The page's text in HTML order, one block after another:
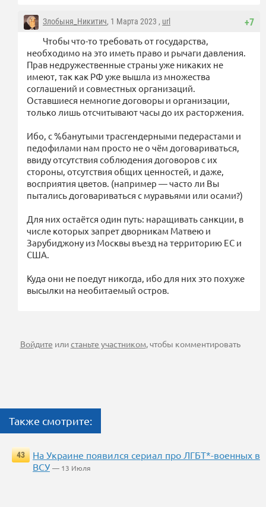
+7
Злобыня_Никитич, 1 Марта 2023 , url
Чтобы что-то требовать от государства,
необходимо на это иметь право и рычаги давления.
Прав недружественные страны уже никаких не
имеют, так как РФ уже вышла из множества
соглашений и совместных организаций.
Оставшиеся немногие договоры и организации,
только лишь отсчитывают часы до их расторжения.
Ибо, с %банутыми трасгендерными педерастами и
педофилами нам просто не о чём договариваться,
ввиду отсутствия соблюдения договоров с их
стороны, отсутствия общих ценностей, и даже,
восприятия цветов. (например — часто ли Вы
пытались договариваться с муравьями или осами?)
Для них остаётся один путь: наращивать санкции, в
числе которых запрет дворникам Матвею и
Зарубиджону из Москвы въезд на территорию ЕС и
США.
Куда они не поедут никогда, ибо для них это похуже
высылки на необитаемый остров.
Войдите илистаньте участником, чтобы комментировать
Также смотрите:
43
На Украине появился сериал про ЛГБТ*-военных в
ВСУ — 13 Июля